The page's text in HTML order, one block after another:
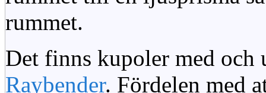
rummet.
Det finns kupoler med och
Raybender. Fördelen med